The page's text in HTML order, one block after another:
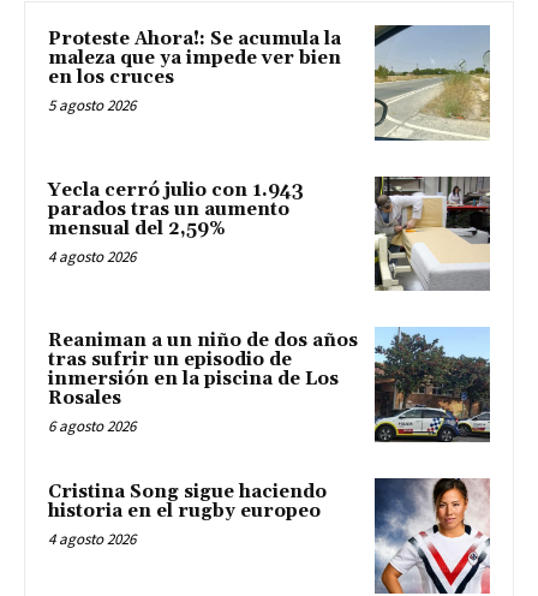
Proteste Ahora!: Se acumula la
maleza que ya impede ver bien
en los cruces
5 agosto 2026
Yecla cerró julio con 1.943
parados tras un aumento
mensual del 2,59%
4 agosto 2026
Reaniman a un niño de dos años
tras sufrir un episodio de
inmersión en la piscina de Los
Rosales
6 agosto 2026
Cristina Song sigue haciendo
historia en el rugby europeo
4 agosto 2026